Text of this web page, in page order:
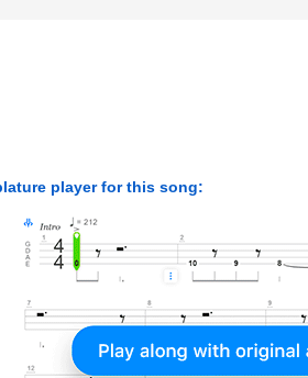
player for this song: